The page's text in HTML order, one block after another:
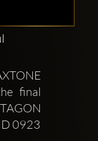
final
0923